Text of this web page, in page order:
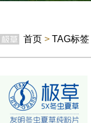
首页 > TAG标签